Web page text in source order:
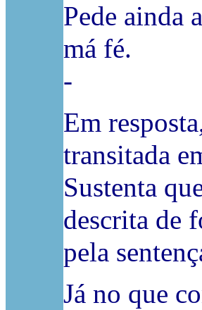
Pede ainda
má fé.
-
Em
transitada
Sustenta
descrita de
pela
Já no que